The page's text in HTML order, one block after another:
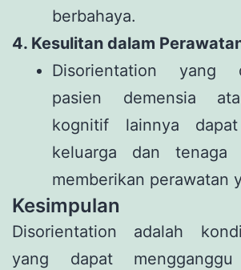
berbahaya.
4. Kesulitan dalam
Disorientation yang
pasien demensia
kognitif lainnya
keluarga dan tenaga
memberikan perawatan
Kesimpulan
Disorientation adalah
yang dapat mengganggu